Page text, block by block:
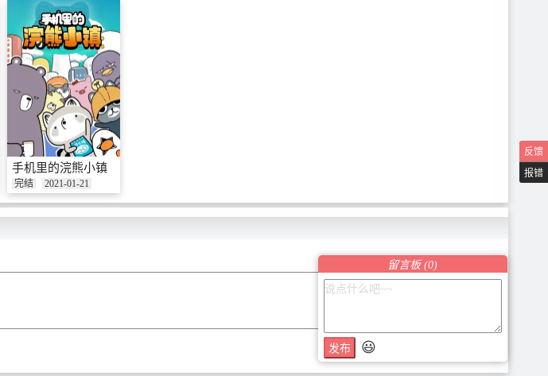
手机里的浣熊小镇
完结 2021-01-21
留言板 (0)
发布 😃
反馈
报错